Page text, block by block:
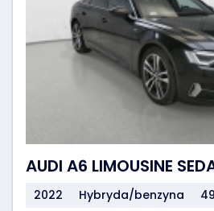
AUDI A6 LIMOUSINE
2022 Hybryda/benzyna